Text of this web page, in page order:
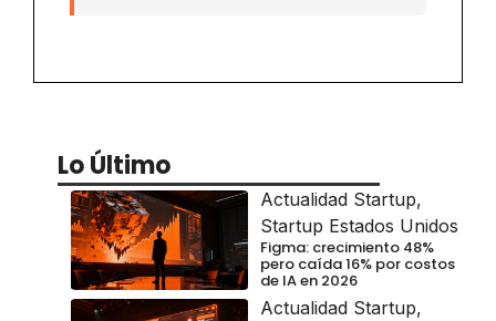
Lo Último
Actualidad Startup,
Startup Estados Unidos
Figma: crecimiento 48%
pero caída 16% por costos
de IA en 2026
Actualidad Startup,